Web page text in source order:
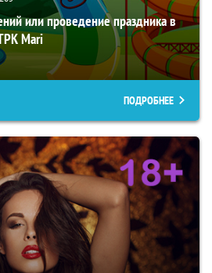
или проведение праздника в
Mari
ПОДРОБНЕЕ